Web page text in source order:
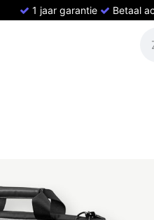
1 jaar garantie Betaal